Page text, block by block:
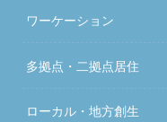
ワーケーション
多拠点・二拠点居住
ローカル・地方創生